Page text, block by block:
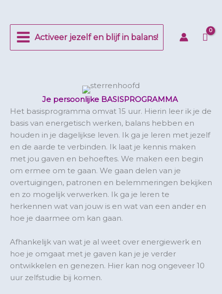
inhoud
Activeer jezelf en blijf in balans!
Je persoonlijke BASISPROGRAMMA
Het basisprogramma omvat 15 uur. Hierin leer ik je de
basis van energetisch werken, balans hebben en
houden in je dagelijkse leven. Ik ga je leren met jezelf
en de aarde te verbinden. Ik laat je kennis maken
met jou gaven en behoeftes. We maken een begin
om ermee om te gaan. We gaan delen van je
overtuigingen, patronen en belemmeringen bekijken
en zo mogelijk verwerken. Ik ga je leren te
herkennen wat van jouw is en wat van een ander en
hoe je daarmee om kan gaan.
Afhankelijk van wat je al weet over energiewerk en
hoe je omgaat met je gaven kan je je verder
ontwikkelen en genezen. Hier kan nog ongeveer 10
uur zelfstudie bij komen.